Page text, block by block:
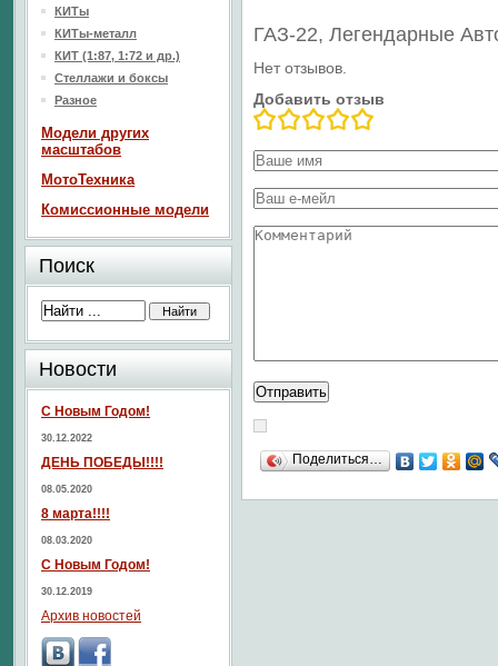
ГАЗ-22, Легендарные
Нет отзывов.
Добавить отзыв
Поделиться…
КИТы
КИТы-металл
КИТ (1:87, 1:72 и др.)
Стеллажи и боксы
Разное
Модели других
масштабов
МотоТехника
Комиссионные модели
Поиск
Новости
С Новым Годом!
30.12.2022
ДЕНЬ ПОБЕДЫ!!!!
08.05.2020
8 марта!!!!
08.03.2020
С Новым Годом!
30.12.2019
Архив новостей